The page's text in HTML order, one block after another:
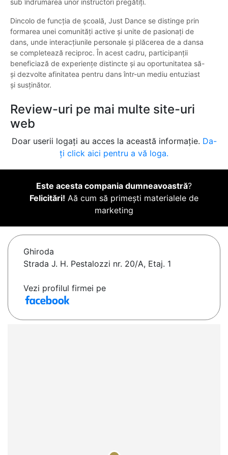
sub îndrumarea unor instructori pregătiți.
Dincolo de funcția de școală, Just Dance se distinge prin
formarea unei comunități active și unite de pasionați de
dans, unde interacțiunile personale și plăcerea de a dansa
se completează reciproc. În acest cadru, participanții
beneficiază de experiențe distincte și au oportunitatea să-
și dezvolte afinitatea pentru dans într-un mediu entuziast
și susținător.
Review-uri pe mai multe site-uri
web
Doar userii logați au acces la această informație. Da-
ți click aici pentru a vă loga.
Este acesta compania dumneavoastră?
Felicitări! Aă cum să primești materialele de
marketing
Ghiroda
Strada J. H. Pestalozzi nr. 20/A, Etaj. 1
Vezi profilul firmei pe